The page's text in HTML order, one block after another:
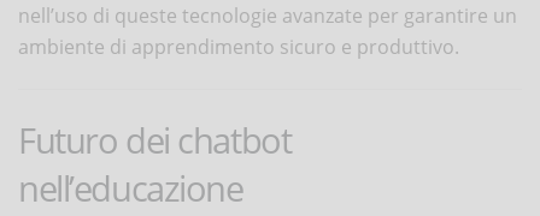
nell’uso di queste tecnologie avanzate per garantire un
ambiente di apprendimento sicuro e produttivo.
Futuro dei chatbot
nell’educazione